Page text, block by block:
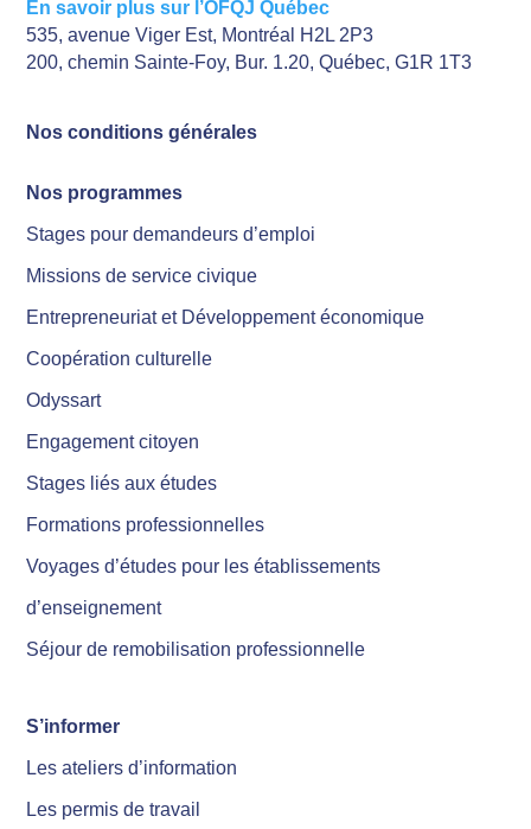
En savoir plus sur l’OFQJ Québec
535, avenue Viger Est, Montréal H2L 2P3
200, chemin Sainte-Foy, Bur. 1.20, Québec, G1R 1T3
Nos conditions générales
Nos programmes
Stages pour demandeurs d’emploi
Missions de service civique
Entrepreneuriat et Développement économique
Coopération culturelle
Odyssart
Engagement citoyen
Stages liés aux études
Formations professionnelles
Voyages d’études pour les établissements
d’enseignement
Séjour de remobilisation professionnelle
S’informer
Les ateliers d’information
Les permis de travail